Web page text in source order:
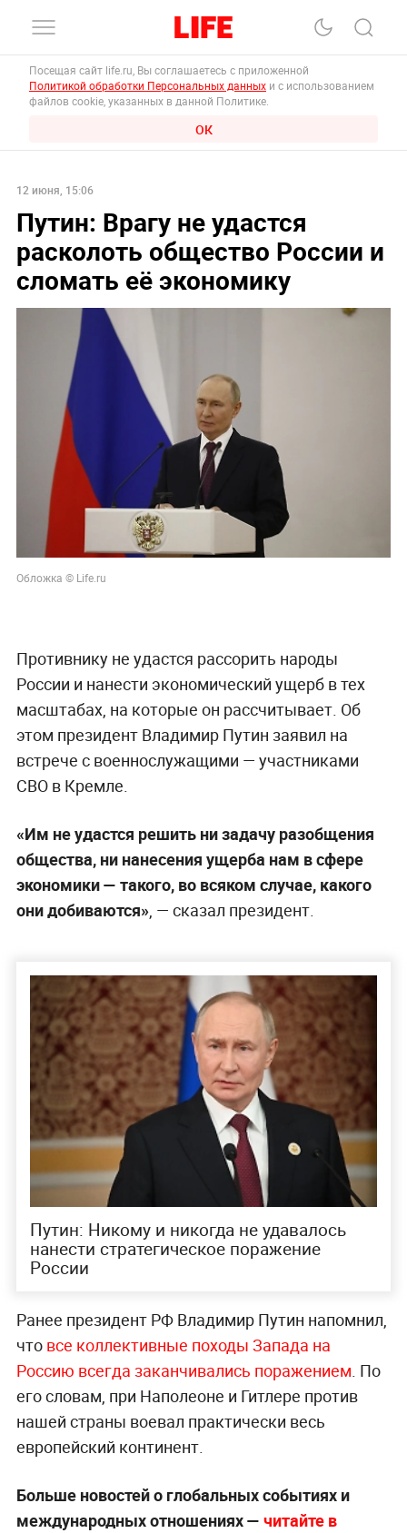
Посещая сайт life.ru, Вы соглашаетесь с приложенной
Политикой обработки Персональных данных и с использованием
файлов cookie, указанных в данной Политике.
ОК
12 июня, 15:06
Путин: Врагу не удастся
расколоть общество России и
сломать её экономику
Обложка © Life.ru
Противнику не удастся рассорить народы
России и нанести экономический ущерб в тех
масштабах, на которые он рассчитывает. Об
этом президент Владимир Путин заявил на
встрече с военнослужащими — участниками
СВО в Кремле.
«Им не удастся решить ни задачу разобщения
общества, ни нанесения ущерба нам в сфере
экономики — такого, во всяком случае, какого
они добиваются», — сказал президент.
Путин: Никому и никогда не удавалось
нанести стратегическое поражение
России
Ранее президент РФ Владимир Путин напомнил,
что все коллективные походы Запада на
Россию всегда заканчивались поражением. По
его словам, при Наполеоне и Гитлере против
нашей страны воевал практически весь
европейский континент.
Больше новостей о глобальных событиях и
международных отношениях — читайте в